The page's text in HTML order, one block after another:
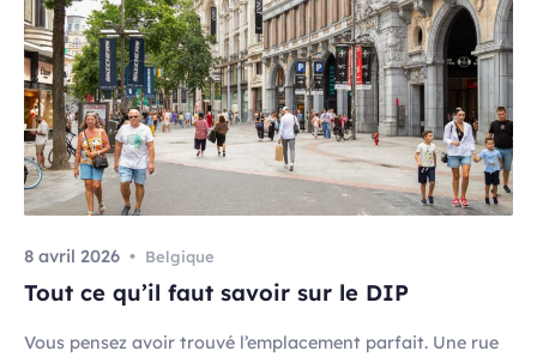
Tout ce qu’il faut savoir sur le DIP
Vous pensez avoir trouvé l’emplacement parfait. Une rue
8 avril 2026 Belgique